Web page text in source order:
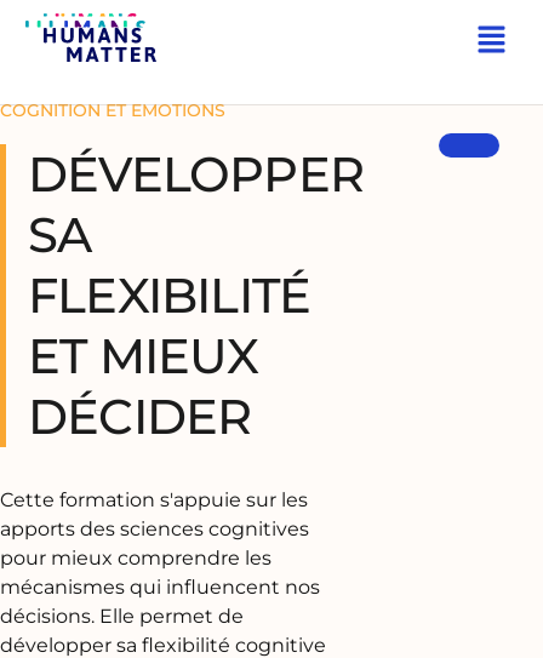
RETOUR
COGNITION ET EMOTIONS
DÉVELOPPER
SA
FLEXIBILITÉ
ET MIEUX
DÉCIDER
Cette formation s'appuie sur les
apports des sciences cognitives
pour mieux comprendre les
mécanismes qui influencent nos
décisions. Elle permet de
développer sa flexibilité cognitive